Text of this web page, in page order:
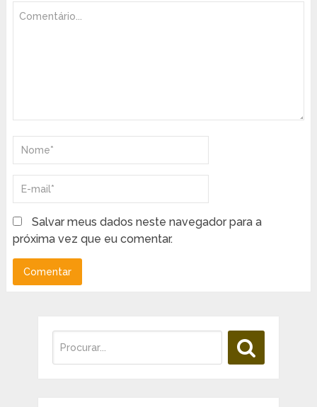
Salvar meus dados neste navegador para a
próxima vez que eu comentar.